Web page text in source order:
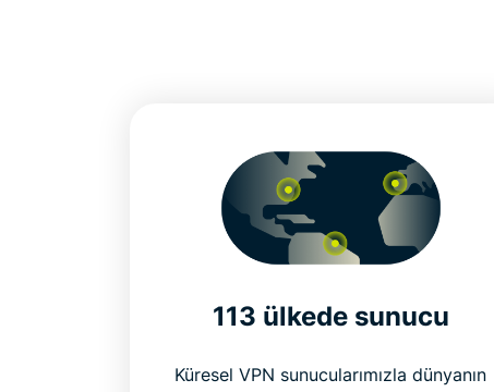
113 ülkede sunucu
Küresel VPN sunucularımızla dünyanın